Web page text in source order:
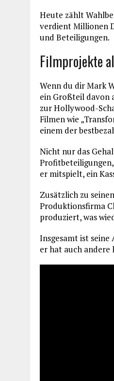
Heute zählt
verdient Millionen
und Beteiligungen.
Filmprojekte
Wenn du dir Mark
ein Großteil davon
zur Hollywood-
Filmen wie
einem der
Nicht nur das
er mitspielt, ein
Zusätzlich zu
Produktionsfirma
produziert, was
Insgesamt ist
er hat auch andere